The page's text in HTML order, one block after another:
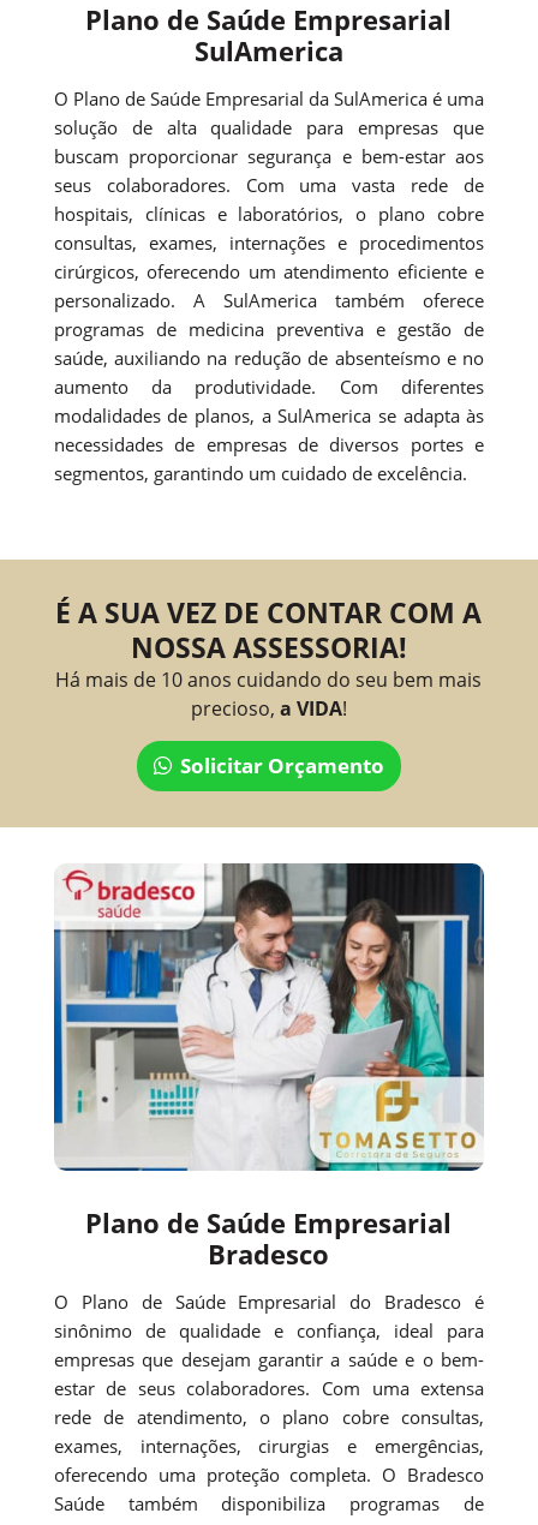
Plano de Saúde Empresarial
SulAmerica
O Plano de Saúde Empresarial da SulAmerica é uma
solução de alta qualidade para empresas que
buscam proporcionar segurança e bem-estar aos
seus colaboradores. Com uma vasta rede de
hospitais, clínicas e laboratórios, o plano cobre
consultas, exames, internações e procedimentos
cirúrgicos, oferecendo um atendimento eficiente e
personalizado. A SulAmerica também oferece
programas de medicina preventiva e gestão de
saúde, auxiliando na redução de absenteísmo e no
aumento da produtividade. Com diferentes
modalidades de planos, a SulAmerica se adapta às
necessidades de empresas de diversos portes e
segmentos, garantindo um cuidado de excelência.
É A SUA VEZ DE CONTAR COM A
NOSSA ASSESSORIA!
Há mais de 10 anos cuidando do seu bem mais
precioso, a VIDA!
Solicitar Orçamento
Plano de Saúde Empresarial
Bradesco
O Plano de Saúde Empresarial do Bradesco é
sinônimo de qualidade e confiança, ideal para
empresas que desejam garantir a saúde e o bem-
estar de seus colaboradores. Com uma extensa
rede de atendimento, o plano cobre consultas,
exames, internações, cirurgias e emergências,
oferecendo uma proteção completa. O Bradesco
Saúde também disponibiliza programas de